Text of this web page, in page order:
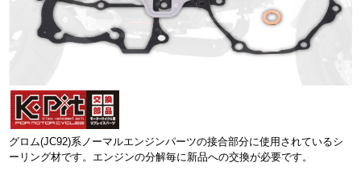
グロム(JC92)系ノーマルエンジンパーツの接合部分に使用されているシ
ーリング材です。エンジンの分解毎に新品への交換が必要です。